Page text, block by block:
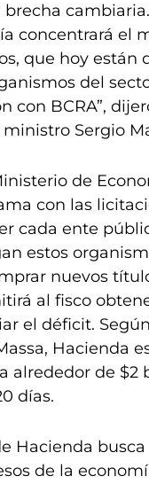
brecha
concentrará el
que hoy están
del
con BCRA”,
Sergio
de
con las
cada ente
estos
nuevos
al fisco
el déficit.
Hacienda
alrededor de $2
días.
Hacienda
de la